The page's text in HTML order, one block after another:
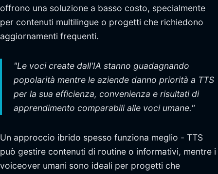
offrono una soluzione a basso costo, specialmente
per contenuti multilingue o progetti che richiedono
aggiornamenti frequenti.
"Le voci create dall'IA stanno guadagnando
popolarità mentre le aziende danno priorità a TTS
per la sua efficienza, convenienza e risultati di
apprendimento comparabili alle voci umane."
Un approccio ibrido spesso funziona meglio - TTS
può gestire contenuti di routine o informativi, mentre i
voiceover umani sono ideali per progetti che